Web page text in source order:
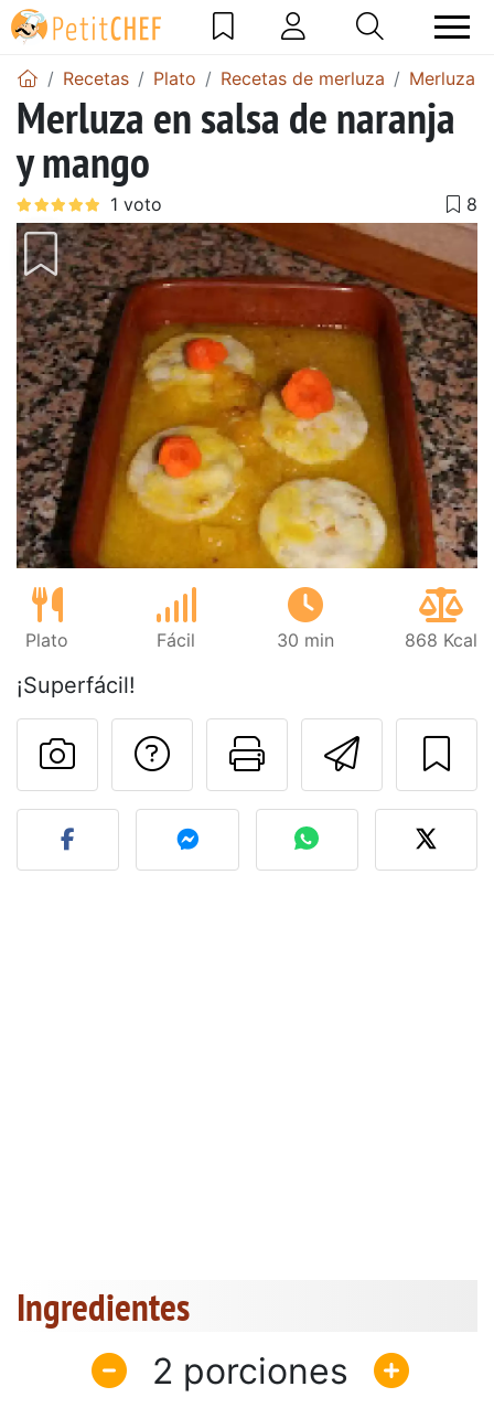
Recetas Plato Recetas de merluza Merluza
Merluza en salsa de naranja
y mango
Plato Fácil 30 min 868 Kcal
¡Superfácil!
Imprimir
Preguntar al autor
Publicar la foto de esta
Ingredientes
2